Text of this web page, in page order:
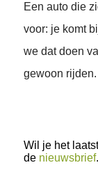
Een auto die
voor: je komt
we dat doen
gewoon
Wil je het
de nieuwsbrief.